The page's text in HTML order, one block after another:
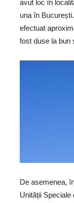
avut loc în
una în
efectuat
fost duse la bun
De asemenea,
Unității Speciale